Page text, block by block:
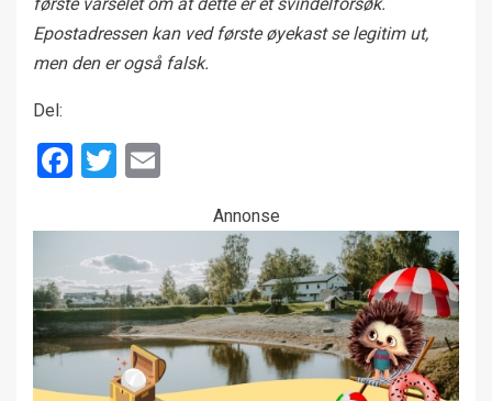
Epostadressen kan ved første øyekast se legitim ut,
men den er også falsk.
Del:
Facebook
Twitter
Annonse